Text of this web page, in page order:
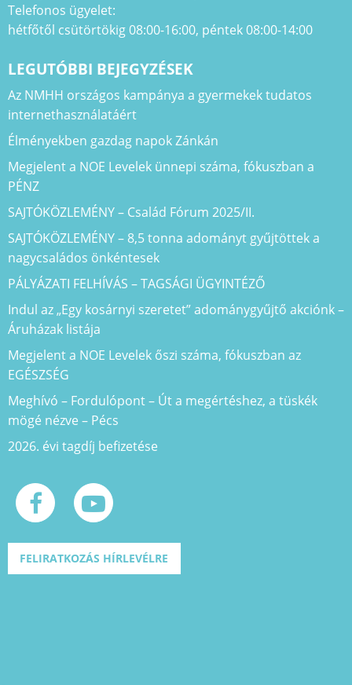
Telefonos ügyelet:
hétfőtől csütörtökig 08:00-16:00, péntek 08:00-14:00
LEGUTÓBBI BEJEGYZÉSEK
Az NMHH országos kampánya a gyermekek tudatos
internethasználatáért
Élményekben gazdag napok Zánkán
Megjelent a NOE Levelek ünnepi száma, fókuszban a
PÉNZ
SAJTÓKÖZLEMÉNY – Család Fórum 2025/II.
SAJTÓKÖZLEMÉNY – 8,5 tonna adományt gyűjtöttek a
nagycsaládos önkéntesek
PÁLYÁZATI FELHÍVÁS – TAGSÁGI ÜGYINTÉZŐ
Indul az „Egy kosárnyi szeretet” adománygyűjtő akciónk –
Áruházak listája
Megjelent a NOE Levelek őszi száma, fókuszban az
EGÉSZSÉG
Meghívó – Fordulópont – Út a megértéshez, a tüskék
mögé nézve – Pécs
2026. évi tagdíj befizetése
FELIRATKOZÁS HÍRLEVÉLRE